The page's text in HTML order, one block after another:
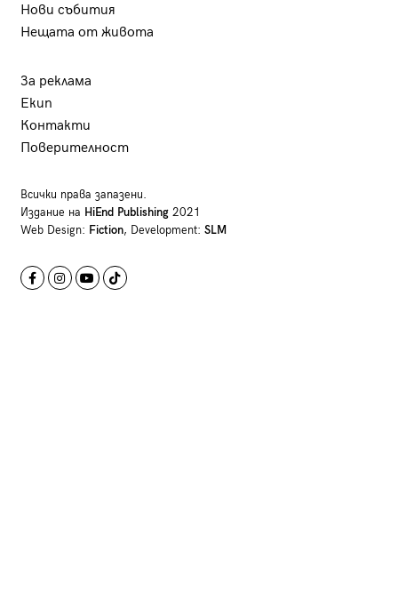
Нови събития
Нещата от живота
За реклама
Екип
Контакти
Поверителност
Всички права запазени.
Издание на HiEnd Publishing2021
Web Design: Fiction, Development: SLM